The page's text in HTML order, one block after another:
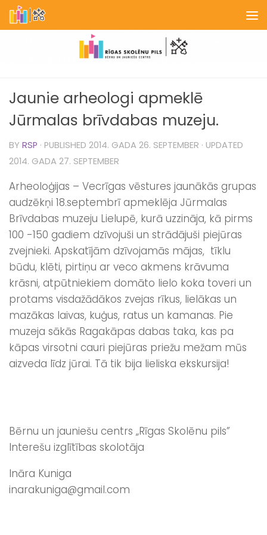
Skip to content
Jaunie arheologi apmeklē
Jūrmalas brīvdabas muzeju.
BY RSP · PUBLISHED 2014. GADA 26. SEPTEMBER · UPDATED
2014. GADA 27. SEPTEMBER
Arheoloģijas – Vecrīgas vēstures jaunākās grupas
audzēkņi 18.septembrī apmeklēja Jūrmalas
Brīvdabas muzeju Lielupē, kurā uzzināja, kā pirms
100 -150 gadiem dzīvojuši un strādājuši piejūras
zvejnieki. Apskatījām dzīvojamās mājas, tīklu
būdu, klēti, pirtiņu ar veco akmens krāvuma
krāsni, atpūtniekiem domāto lielo koka toveri un
protams visdažādākos zvejas rīkus, lielākas un
mazākas laivas, kuģus, ratus un kamanas. Pie
muzeja sākās Ragakāpas dabas taka, kas pa
kāpas virsotni cauri piejūras priežu mežam mūs
aizveda līdz jūrai. Tā tik bija lieliska ekskursija!
Bērnu un jauniešu centrs „Rīgas Skolēnu pils”
Interešu izglītības skolotāja
Ināra Kuniga
inarakuniga@gmail.com